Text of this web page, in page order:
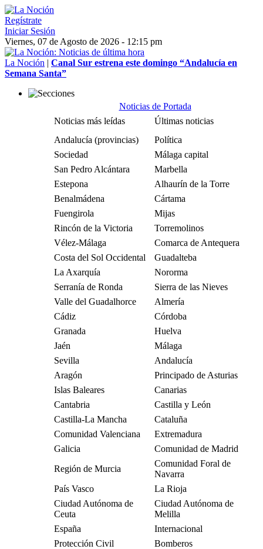
Regístrate
Iniciar Sesión
Viernes, 07 de Agosto de 2026 - 12:15 pm
La Noción | Canal Sur estrena este domingo “Andalucía en
Semana Santa”
Noticias de Portada
Noticias más leídas
Últimas noticias
Andalucía (provincias)
Política
Sociedad
Málaga capital
San Pedro Alcántara
Marbella
Estepona
Alhaurín de la Torre
Benalmádena
Cártama
Fuengirola
Mijas
Rincón de la Victoria
Torremolinos
Vélez-Málaga
Comarca de Antequera
Costa del Sol Occidental
Guadalteba
La Axarquía
Nororma
Serranía de Ronda
Sierra de las Nieves
Valle del Guadalhorce
Almería
Cádiz
Córdoba
Granada
Huelva
Jaén
Málaga
Sevilla
Andalucía
Aragón
Principado de Asturias
Islas Baleares
Canarias
Cantabria
Castilla y León
Castilla-La Mancha
Cataluña
Comunidad Valenciana
Extremadura
Galicia
Comunidad de Madrid
Región de Murcia
Comunidad Foral de
Navarra
País Vasco
La Rioja
Ciudad Autónoma de
Ceuta
Ciudad Autónoma de
Melilla
España
Internacional
Protección Civil
Bomberos